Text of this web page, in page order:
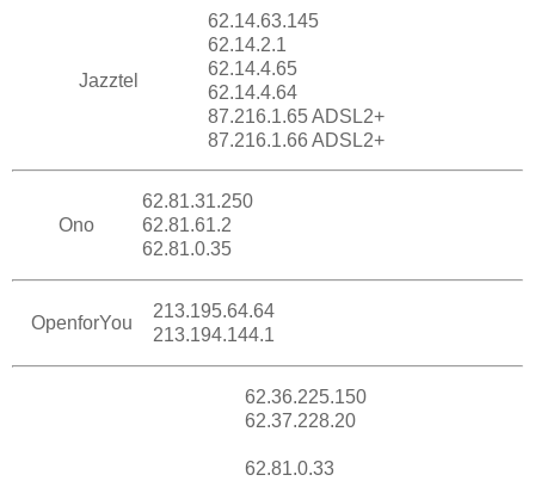
Jazztel
62.14.63.145
62.14.2.1
62.14.4.65
62.14.4.64
87.216.1.65 ADSL2+
87.216.1.66 ADSL2+
Ono
62.81.31.250
62.81.61.2
62.81.0.35
OpenforYou
213.195.64.64
213.194.144.1
62.36.225.150
62.37.228.20
62.81.0.33